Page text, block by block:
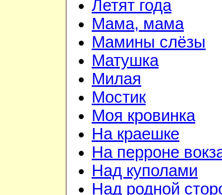
Летят года
Мама, мама
Мамины слёзы
Матушка
Милая
Мостик
Моя кровинка
На краешке
На перроне
Над куполами
Над родной